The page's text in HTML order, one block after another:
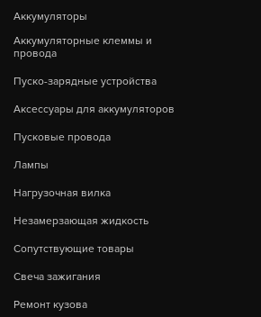
Аккумуляторы
Аккумуляторные клеммы и
провода
Пуско-зарядные устройства
Аксессуары для аккумуляторов
Пусковые провода
Лампы
Нагрузочная вилка
Незамерзающая жидкость
Сопутствующие товары
Свеча зажигания
Ремонт кузова